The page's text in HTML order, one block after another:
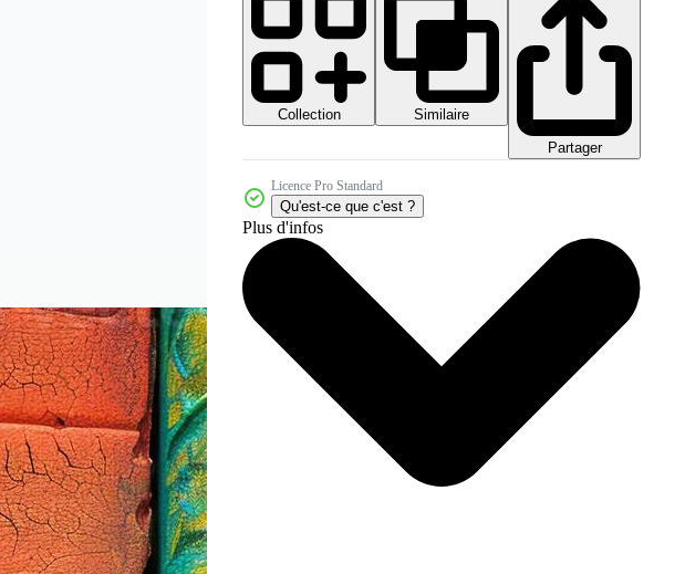
Collection
Similaire
Partager
Licence Pro Standard
Qu'est-ce que c'est ?
Plus d'infos